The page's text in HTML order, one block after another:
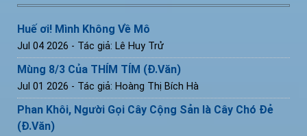
Huế ơi! Mình Không Về Mô
Jul 04 2026 - Tác giả: Lê Huy Trử
Mùng 8/3 Của THÍM TÍM (Đ.Văn)
Jul 01 2026 - Tác giả: Hoàng Thị Bích Hà
Phan Khôi, Người Gọi Cây Cộng Sản là Cây Chó Đẻ
(Đ.Văn)